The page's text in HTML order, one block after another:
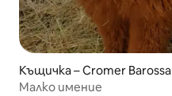
Къщичка – Cromer Barossa
Малко имение